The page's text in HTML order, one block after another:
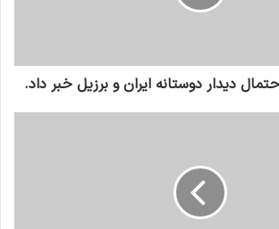
دیدار دوستانه ایران و برزیل خبر داد.